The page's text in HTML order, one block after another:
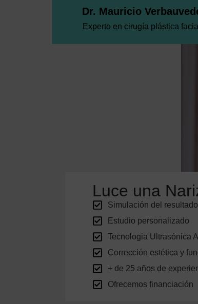
Luce una
Simulación del
Estudio personalizado
Tecnologia Ultrasónica
Corrección estética y
+ de 25 años de
Ofrecemos financiación
Dr. Mauricio
Experto en cirugía plástica facial